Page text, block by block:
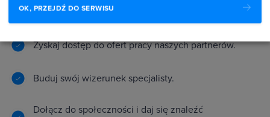
Zyskaj dostęp do ofert pracy naszych partnerów.
Buduj swój wizerunek specjalisty.
Dołącz do społeczności i daj się znaleźć
OK, PRZEJDŹ DO SERWISU